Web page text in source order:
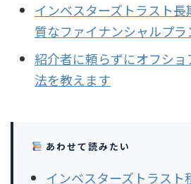
インベスターズトラスト
質なファイナンシャルプラ
紹介者に頼らずにオフシ
法を教えます
あわせて読みたい
インベスターズトラスト